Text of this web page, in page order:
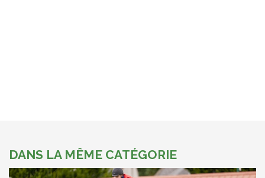
DANS LA MÊME CATÉGORIE